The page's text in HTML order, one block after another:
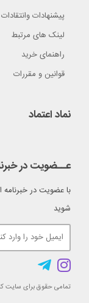
پیشنهادات وانتقادات
لینک های مرتبط
راهنمای خرید
قوانین و مقررات
نماد اعتماد
عــضویت در
با عضویت در
شوید
تمامی حقوق برای سایت